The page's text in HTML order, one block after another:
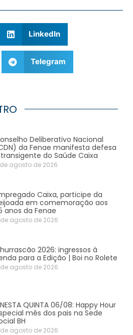
LinkedIn
Telegram
Deliberativo Nacional
da Fenae manifesta defesa
do Saúde Caixa
agosto de 2026
Caixa, participe da
em comemoração aos
anos da Fenae
agosto de 2026
2026: ingressos à
para a Edição | Boi no Rolete
agosto de 2026
QUINTA 06/08: Happy Hour
mês dos pais na Sede
BH
agosto de 2026